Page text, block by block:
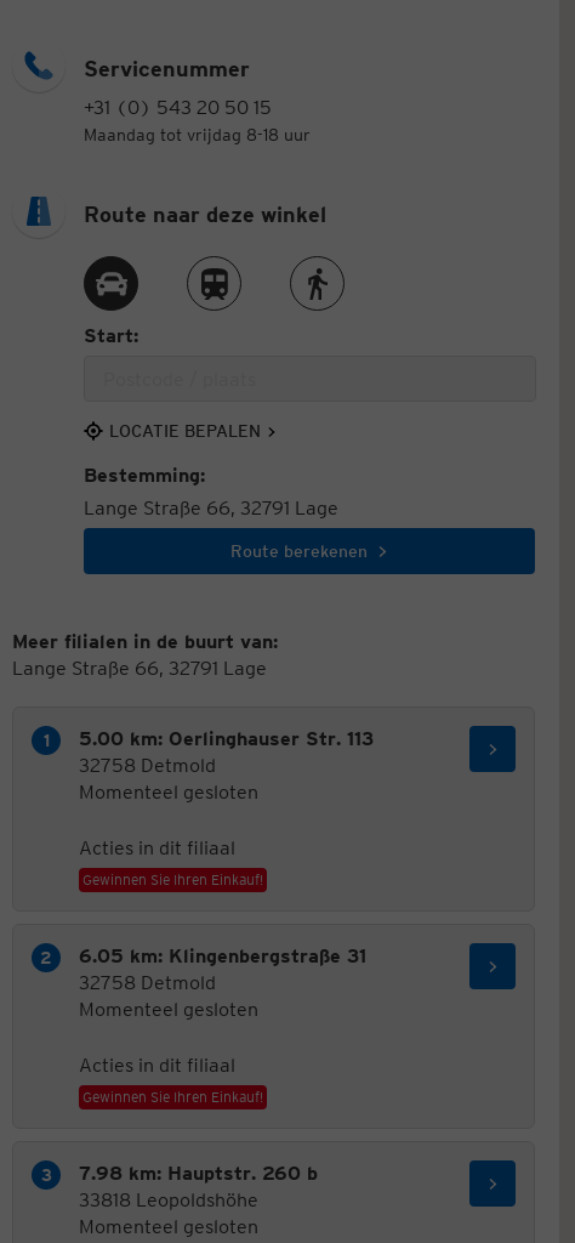
Servicenummer
+31 (0) 543 20 50 15
Maandag tot vrijdag 8-18 uur
Route naar deze winkel
Route met de autoRoute met de treinRoute te voet
Start:
LOCATIE BEPALEN
Bestemming:
Lange Straße 66, 32791 Lage
Route berekenen
Meer filialen in de buurt van:
Lange Straße 66, 32791 Lage
5.00 km: Oerlinghauser Str. 113
32758 Detmold
Momenteel gesloten
Acties in dit filiaal
Gewinnen Sie Ihren Einkauf!
6.05 km: Klingenbergstraße 31
32758 Detmold
Momenteel gesloten
Acties in dit filiaal
Gewinnen Sie Ihren Einkauf!
7.98 km: Hauptstr. 260 b
33818 Leopoldshöhe
Momenteel gesloten